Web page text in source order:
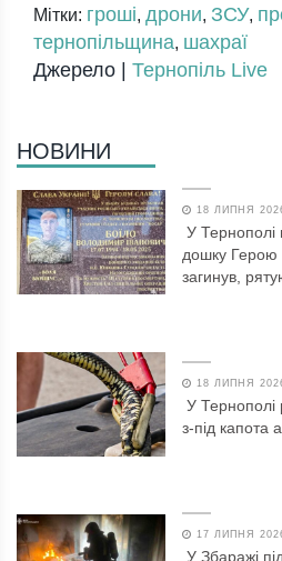
Мітки: гроші, дрони, ЗСУ,
тернопільщина, шахраї
Джерело | Тернопіль Live
НОВИНИ
18 ЛИПНЯ
У Тернополі
дошку Герою
загинув,
18 ЛИПНЯ
У Тернополі
з-під капота
17 ЛИПНЯ
У Збаражі